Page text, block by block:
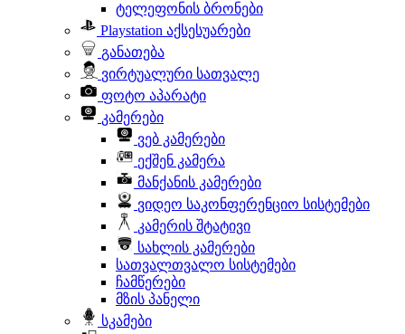
ტელეფონის ბრონები
Playstation აქსესუარები
განათება
ვირტუალური სათვალე
ფოტო აპარატი
კამერები
ვებ კამერები
ექშენ კამერა
მანქანის კამერები
ვიდეო საკონფერენციო სისტემები
კამერის შტატივი
სახლის კამერები
სათვალთვალო სისტემები
ჩამწერები
მზის პანელი
სკამები